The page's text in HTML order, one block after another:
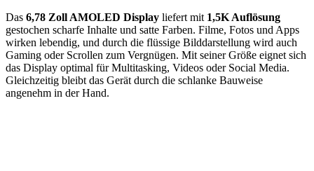
Das 6,78 Zoll AMOLED Display liefert mit 1,5K Auflösung
gestochen scharfe Inhalte und satte Farben. Filme, Fotos und Apps
wirken lebendig, und durch die flüssige Bilddarstellung wird auch
Gaming oder Scrollen zum Vergnügen. Mit seiner Größe eignet sich
das Display optimal für Multitasking, Videos oder Social Media.
Gleichzeitig bleibt das Gerät durch die schlanke Bauweise
angenehm in der Hand.